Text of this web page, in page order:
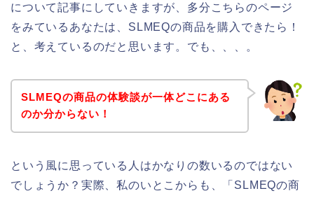
について記事にしていきますが、多分こちらのページ
をみているあなたは、SLMEQの商品を購入できたら！
と、考えているのだと思います。でも、、、。
SLMEQの商品の体験談が一体どこにある
のか分からない！
という風に思っている人はかなりの数いるのではない
でしょうか？実際、私のいとこからも、「SLMEQの商